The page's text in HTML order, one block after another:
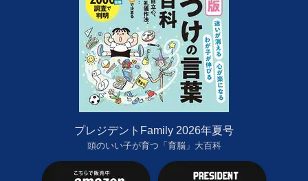
プレジデントFamily 2026年夏号
頭のいい子が育つ「育脳」大百科